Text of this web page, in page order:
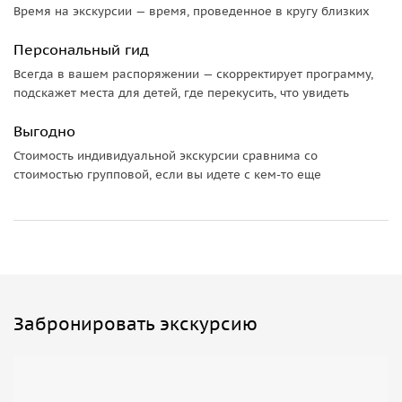
на маршруте практически нет банкоматов
Время на экскурсии — время, проведенное в кругу близких
Персональный гид
Всегда в вашем распоряжении — скорректирует программу,
подскажет места для детей, где перекусить, что увидеть
Выгодно
Стоимость индивидуальной экскурсии сравнима со
стоимостью групповой, если вы идете с кем-то еще
Забронировать экскурсию